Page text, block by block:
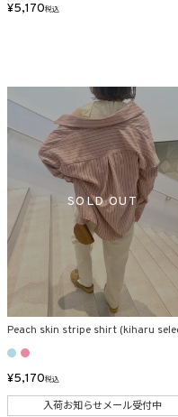
¥5,170税込
Peach skin stripe shirt (kiharu
¥5,170税込
入荷お知らせメール受付中